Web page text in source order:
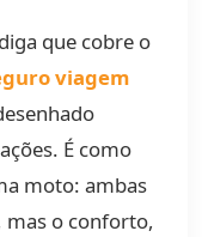
que cobre o
viagem
É como
moto: ambas
o conforto,